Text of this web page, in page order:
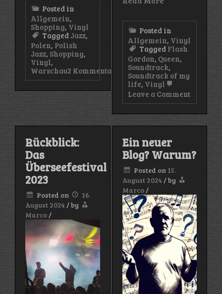
Posted in
Allgemein,
Shopping, Vinyl
Tagged Jazz,
Polen, Polish
Jazz, Shopping,
Vinyl,
Warschau2 Kommentare
zu
Posted in
Allgemein, Vinyl
Tagged Flash
Gordon, Queen,
Soundtrack,
Soundtrack of my
life, Vinyl
Leave a Commenton
life
erste
Rückblick:
Das
Überseefestival
2023
Posted on
16.
August 2024 /by
Marco/
Ein neuer
Blog? Warum?
Posted on 15.
August 2024 /by
Marco/